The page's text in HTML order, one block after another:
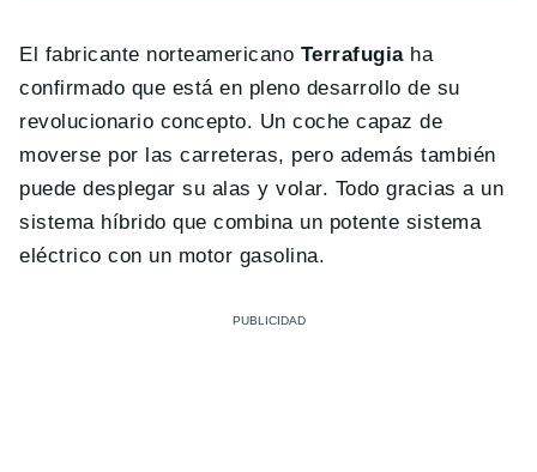
El fabricante norteamericano Terrafugiaha
confirmado que está en pleno desarrollo de su
revolucionario concepto. Un coche capaz de
moverse por las carreteras, pero además también
puede desplegar su alas y volar. Todo gracias a un
sistema híbrido que combina un potente sistema
eléctrico con un motor gasolina.